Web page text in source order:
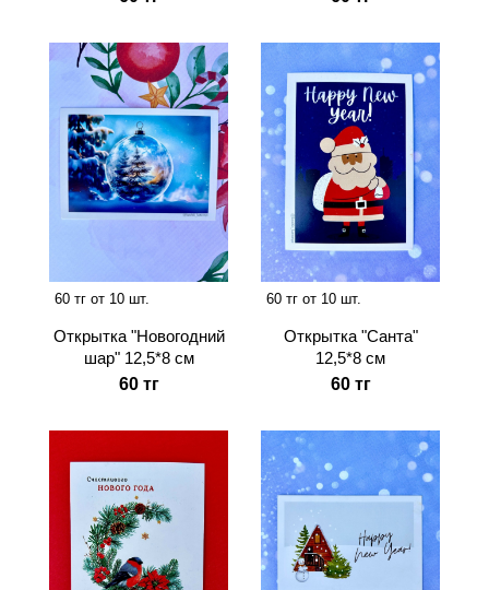
60 тг от 10 шт.
Открытка "Новогодний
шар" 12,5*8 см
60 тг
60 тг от 10 шт.
Открытка "Санта"
12,5*8 см
60 тг